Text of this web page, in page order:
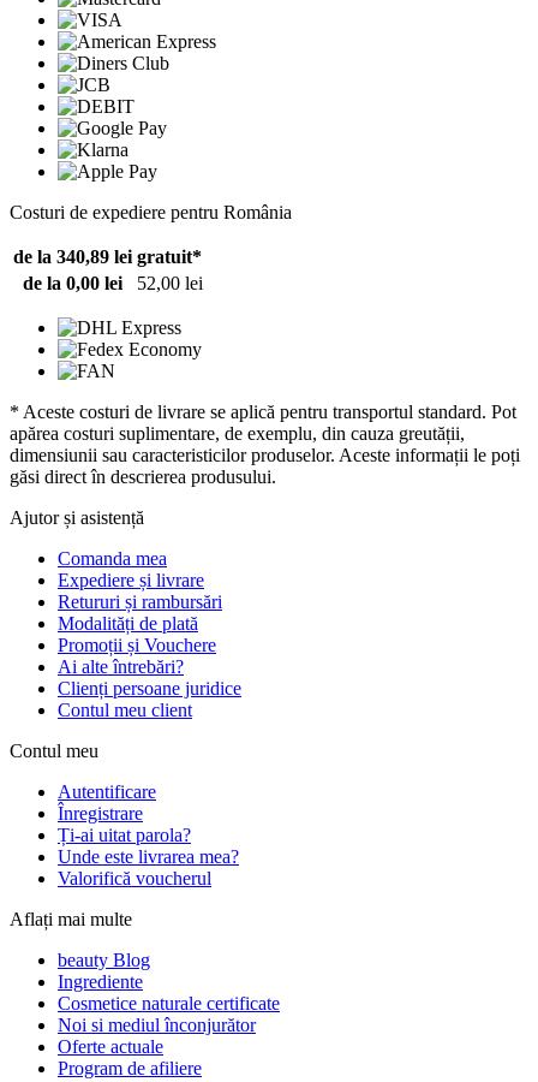
Costuri de expediere pentru România
de la 340,89 lei gratuit*
de la 0,00 lei
52,00 lei
* Aceste costuri de livrare se aplică pentru transportul standard. Pot
apărea costuri suplimentare, de exemplu, din cauza greutății,
dimensiunii sau caracteristicilor produselor. Aceste informații le poți
găsi direct în descrierea produsului.
Ajutor și asistență
Comanda mea
Expediere și livrare
Retururi și rambursări
Modalități de plată
Promoții și Vouchere
Ai alte întrebări?
Clienți persoane juridice
Contul meu client
Contul meu
Autentificare
Înregistrare
Ți-ai uitat parola?
Unde este livrarea mea?
Valorifică voucherul
Aflați mai multe
beauty Blog
Ingrediente
Cosmetice naturale certificate
Noi si mediul înconjurător
Oferte actuale
Program de afiliere